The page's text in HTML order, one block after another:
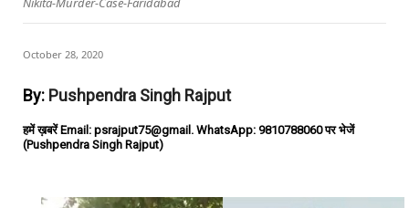
October 28, 2020
By: Pushpendra Singh Rajput
हमें ख़बरें Email: psrajput75@gmail. WhatsApp: 9810788060 पर भेजें
(Pushpendra Singh Rajput)